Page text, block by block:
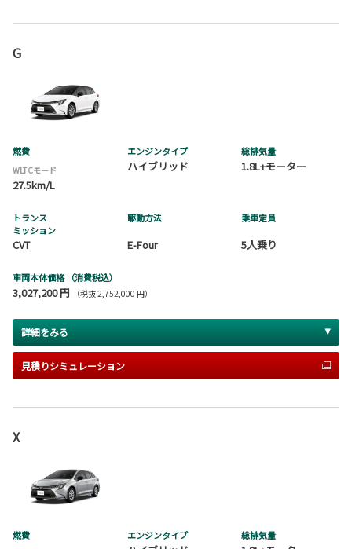
G
燃費
WLTCモード
27.5km/L
エンジンタイプ
ハイブリッド
総排気量
1.8L+モーター
トランス
ミッション
CVT
駆動方法
E-Four
乗車定員
5人乗り
車両本体価格 （消費税込）
3,027,200 円 （税抜 2,752,000 円）
詳細をみる
見積りシミュレーション
X
燃費 エンジンタイプ 総排気量